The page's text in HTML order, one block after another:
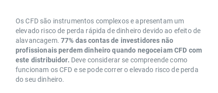
Os CFD são instrumentos complexos e apresentam um
elevado risco de perda rápida de dinheiro devido ao efeito de
alavancagem. 77% das contas de investidores não
profissionais perdem dinheiro quando negoceiam CFD com
este distribuidor. Deve considerar se compreende como
funcionam os CFD e se pode correr o elevado risco de perda
do seu dinheiro.